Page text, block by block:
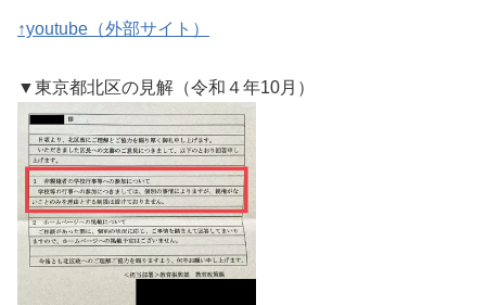
↑youtube（外部サイト）
▼東京都北区の見解（令和４年10月）